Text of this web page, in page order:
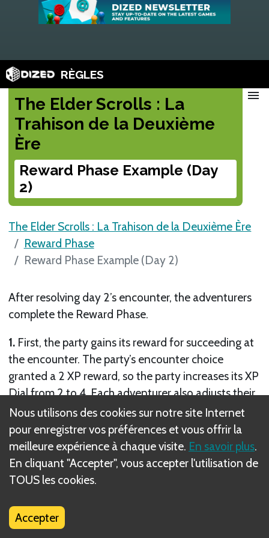
RÈGLES
The Elder Scrolls : La
Trahison de la Deuxième
Ère
Reward Phase Example (Day
2)
menu
The Elder Scrolls : La Trahison de la Deuxième Ère
Reward Phase
Reward Phase Example (Day 2)
After resolving day 2’s encounter, the adventurers
complete the Reward Phase.
1. First, the party gains its reward for succeeding at
the encounter. The party’s encounter choice
granted a 2 XP reward, so the party increases its XP
Dial from 2 to 4. Each adventurer also adjusts their
XP tracker peg to show they have 2 available XP.
Nous utilisons des cookies sur notre site Internet
pour enregistrer vos préférences et vous offrir la
meilleure expérience à chaque visite. En savoir plus.
En cliquant "Accepter", vous accepter l'utilisation de
TOUS les cookies.
Accepter